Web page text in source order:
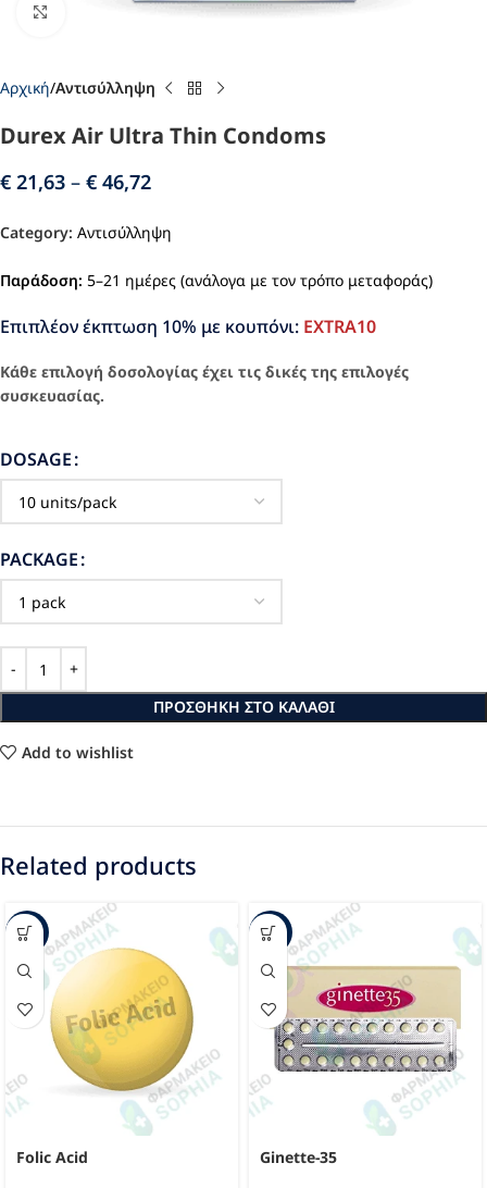
Click to enlarge
Αρχική Αντισύλληψη
Durex Air Ultra Thin Condoms
€ 21,63 – € 46,72
Category: Αντισύλληψη
Παράδοση: 5–21 ημέρες (ανάλογα με τον τρόπο μεταφοράς)
Επιπλέον έκπτωση 10% με κουπόνι: EXTRA10
Κάθε επιλογή δοσολογίας έχει τις δικές της επιλογές
συσκευασίας.
DOSAGE
PACKAGE
ΠΡΟΣΘΉΚΗ ΣΤΟ ΚΑΛΆΘΙ
Add to wishlist
Related products
-25%
Folic Acid
-15%
Ginette-35